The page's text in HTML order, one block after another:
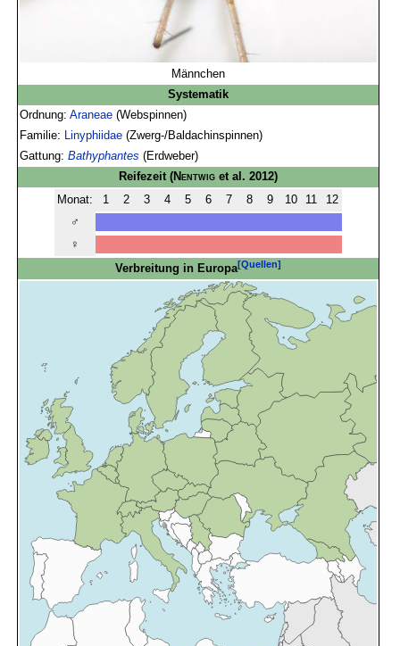
Männchen
Systematik
Ordnung:Araneae (Webspinnen)
Familie:
Linyphiidae (Zwerg-/Baldachinspinnen)
Gattung:Bathyphantes (Erdweber)
Reifezeit(Nentwig et al. 2012)
Monat:
1 2 3 4 5 6 7 8 9 10 11
12
♂
♀
Verbreitung in Europa[Quellen]